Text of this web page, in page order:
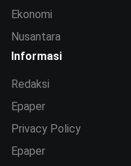
Ekonomi
Nusantara
Informasi
Redaksi
Epaper
Privacy Policy
Epaper